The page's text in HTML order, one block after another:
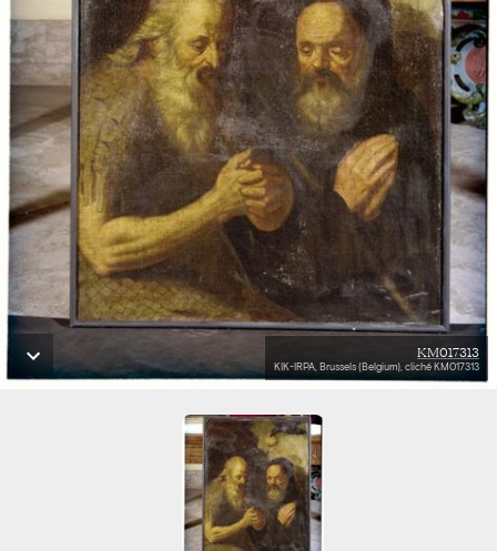
KM017313
KIK-IRPA, Brussels (Belgium), cliché KM017313